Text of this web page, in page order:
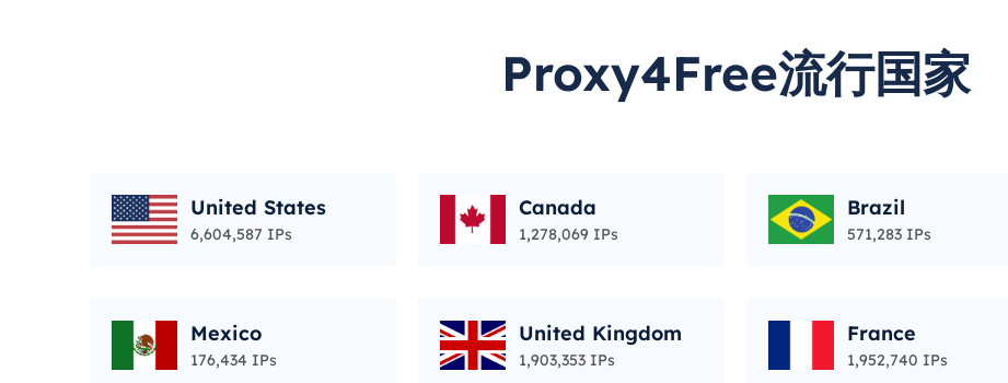
Proxy4Free流行国家
United States
6,604,587 IPs
Canada
1,278,069 IPs
Brazil
571,283 IPs
Mexico
176,434 IPs
United Kingdom
1,903,353 IPs
France
1,952,740 IPs